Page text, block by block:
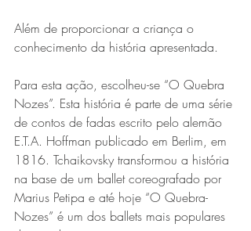
Além de proporcionar a criança o
conhecimento da história apresentada.
Para esta ação, escolheu-se “O Quebra
Nozes”. Esta história é parte de uma série
de contos de fadas escrito pelo alemão
E.T.A. Hoffman publicado em Berlim, em
1816. Tchaikovsky transformou a história
na base de um ballet coreografado por
Marius Petipa e até hoje “O Quebra-
Nozes” é um dos ballets mais populares